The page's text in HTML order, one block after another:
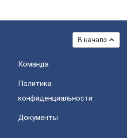
В начало
Команда
Политика
конфиденциальности
Документы